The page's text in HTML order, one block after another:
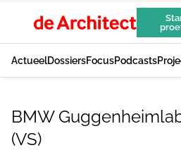
ActueelDossiersFocusPodcasts
BMW
(VS)